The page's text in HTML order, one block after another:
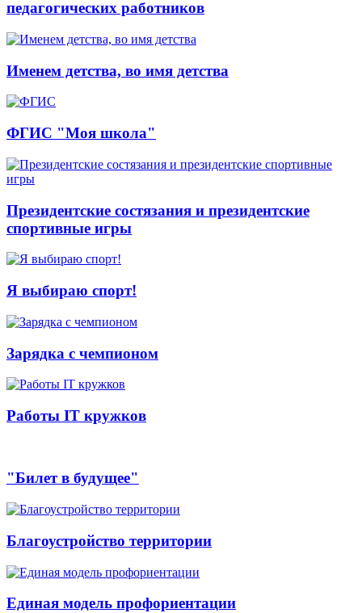
педагогических работников
Именем детства, во имя детства
ФГИС "Моя школа"
Президентские состязания и президентские
спортивные игры
Я выбираю спорт!
Зарядка с чемпионом
Работы IT кружков
"Билет в будущее"
Благоустройство территории
Единая модель профориентации